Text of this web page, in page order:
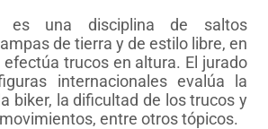
una disciplina de saltos
de tierra y de estilo libre, en
efectúa trucos en altura. El jurado
internacionales evalúa la
biker, la dificultad de los trucos y
entre otros tópicos.